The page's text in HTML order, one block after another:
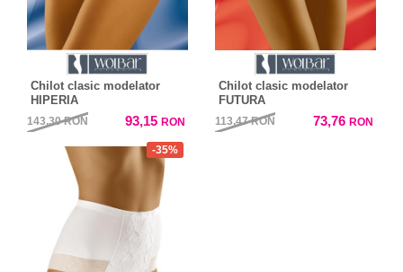
Chilot clasic modelator
HIPERIA
143,30RON 93,15 RON
Chilot clasic modelator
FUTURA
113,47RON 73,76 RON
-35%